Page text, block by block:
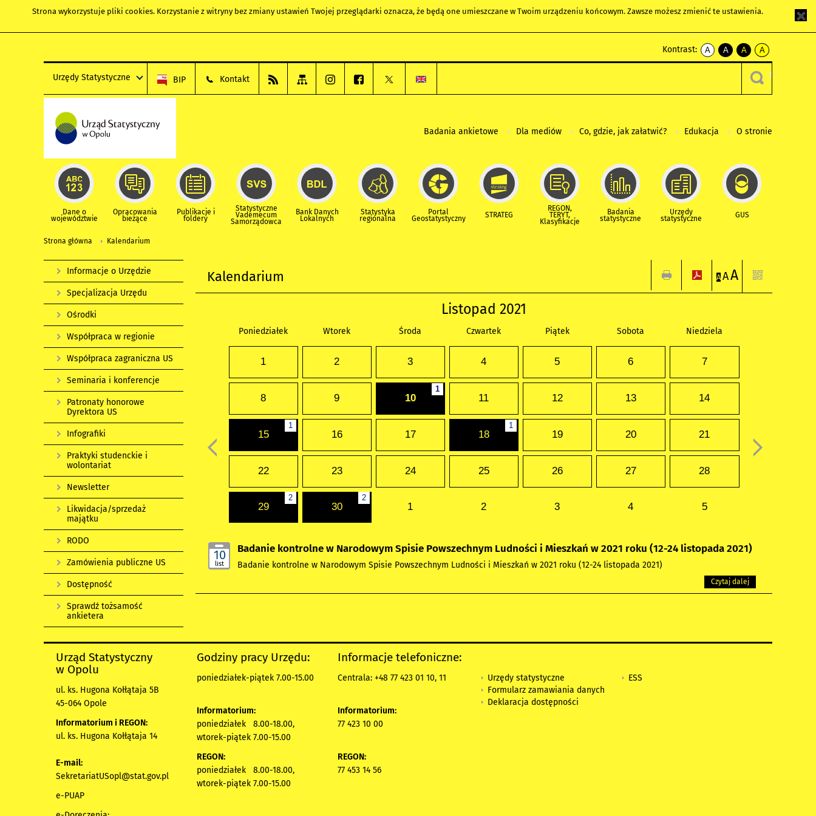
Strona wykorzystuje pliki cookies. Korzystanie z witryny bez zmiany ustawień Twojej przeglądarki oznacza, że będą one umieszczane w Twoim urządzeniu końcowym. Zawsze możesz zmienić te ustawienia.
Kontrast:
A
kontrast
A
kontrast
czarnym
A
kontrast
żółty
tekst
czarnym
A
kontrast
czarny
tekst
żółtym
Urzędy Statystyczne BIP Kontakt
Badania ankietowe Dla mediów Co, gdzie, jak załatwić? Edukacja O stronie
Dane o
województwie
Opracowania
bieżące
Publikacje i
foldery
Statystyczne
Vademecum
Samorządowca
Bank Danych
Lokalnych
Statystyka
regionalna
Portal
Geostatystyczny STRATEG
REGON,
TERYT,
Klasyfikacje
Badania
statystyczne
Urzędy
statystyczne GUS
Strona główna Kalendarium
Kalendarium A AA
Listopad 2021
Poniedziałek Wtorek Środa Czwartek Piątek Sobota Niedziela
1 2 3 4 5 6 7
8 9
1
10 11 12 13 14
1
15 16 17
1
18 19 20 21
22 23 24 25 26 27 28
2
29
2
30 1 2 3 4 5
10
list
Badanie kontrolne w Narodowym Spisie Powszechnym Ludności i Mieszkań w 2021 roku (12-24 listopada 2021)
Badanie kontrolne w Narodowym Spisie Powszechnym Ludności i Mieszkań w 2021 roku (12-24 listopada 2021)
Czytaj dalej
Informacje o Urzędzie
Specjalizacja Urzędu
Ośrodki
Współpraca w regionie
Współpraca zagraniczna US
Seminaria i konferencje
Patronaty honorowe
Dyrektora US
Infografiki
Praktyki studenckie i
wolontariat
Newsletter
Likwidacja/sprzedaż
majątku
RODO
Zamówienia publiczne US
Dostępność
Sprawdź tożsamość
ankietera
Urząd Statystyczny
w Opolu
ul. ks. Hugona Kołłątaja 5B
45-064 Opole
Informatorium i REGON:
ul. ks. Hugona Kołłątaja 14
E-mail:
SekretariatUSopl@stat.gov.pl
e-PUAP
Godziny pracy Urzędu:
poniedziałek-piątek 7.00-15.00
Informatorium:
poniedziałek 8.00-18.00,
wtorek-piątek 7.00-15.00
REGON:
poniedziałek 8.00-18.00,
wtorek-piątek 7.00-15.00
Informacje telefoniczne:
Centrala: +48 77 423 01 10, 11
Informatorium:
77 423 10 00
REGON:
77 453 14 56
Urzędy statystyczne
Formularz zamawiania danych
Deklaracja dostępności
ESS